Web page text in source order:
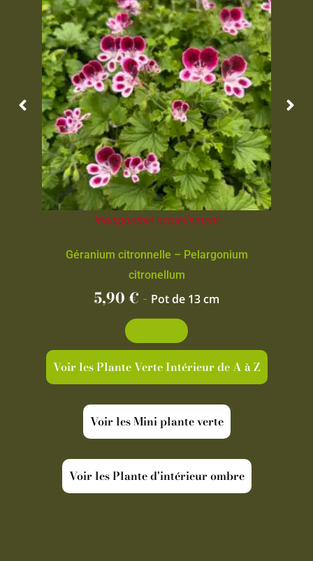
Indisponible actuellement
Géranium citronnelle – Pelargonium
citronellum
5,90€ - Pot de 13 cm
Voir les Plante Verte Intérieur de A à Z
Voir les Mini plante verte
Voir les Plante d'intérieur ombre